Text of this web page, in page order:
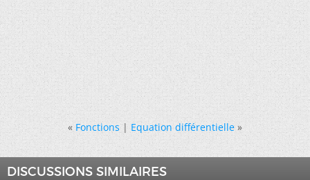
« Fonctions|Equation différentielle »
DISCUSSIONS SIMILAIRES